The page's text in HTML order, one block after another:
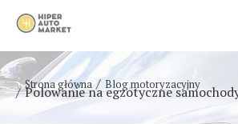
Strona główna Blog motoryzacyjny
Polowanie na egzotyczne